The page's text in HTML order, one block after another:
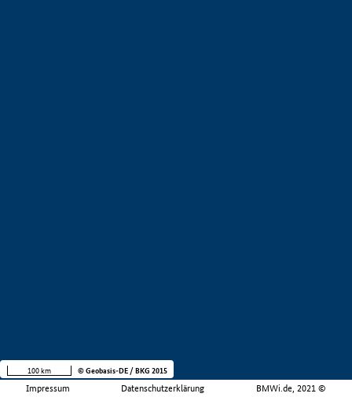
Impressum Datenschutzerklärung BMWi.de, 2021 ©
100 km © Geobasis-DE / BKG 2015